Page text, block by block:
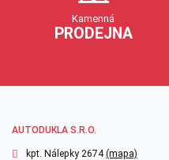
Kamenná
PRODEJNA
AUTODUKLA S.R.O.
kpt. Nálepky 2674(mapa)